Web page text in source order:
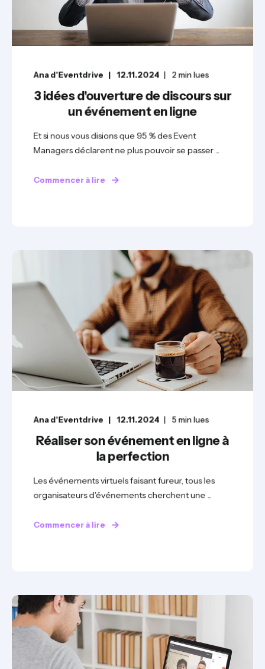
Ana d'Eventdrive 12.11.2024 2min lues
3 idées d'ouverture de discours sur
un événement en ligne
Et si nous vous disions que 95 % des Event
Managers déclarent ne plus pouvoir se passer ...
Commencer à lire
Ana d'Eventdrive 12.11.2024 5min lues
Réaliser son événement en ligne à
la perfection
Les événements virtuels faisant fureur, tous les
organisateurs d'événements cherchent une ...
Commencer à lire